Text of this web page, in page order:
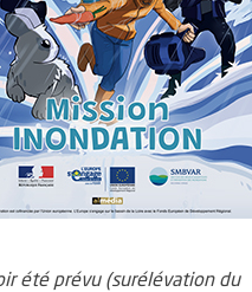
été prévu (surélévation du